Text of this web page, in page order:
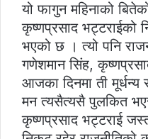
यो फागुन महिनाको
कृष्णप्रसाद भट्टराईको
भएको छ । त्यो पनि
गणेशमान सिंह,
आजका दिनमा ती मूर्धन्य
मन त्यसैत्यसै पुलकित
कृष्णप्रसाद भट्टराई